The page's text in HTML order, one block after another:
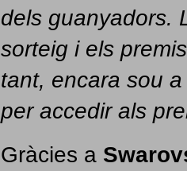
dels guanyadors.
sorteig i els
tant, encara sou
per accedir als
Gràcies a